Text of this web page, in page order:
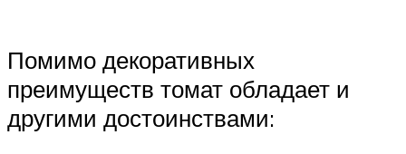
Помимо декоративных
преимуществ томат обладает и
другими достоинствами: